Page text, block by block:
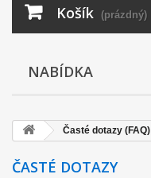
Košík (prázdný)
NABÍDKA
Časté dotazy (FAQ)
ČASTÉ DOTAZY